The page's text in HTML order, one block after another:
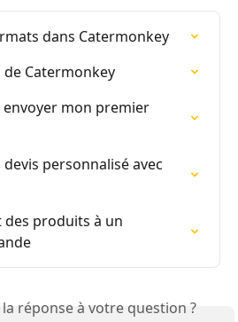
dans Catermonkey
de Catermonkey
mon premier
personnalisé avec
produits à un
réponse à votre question ?